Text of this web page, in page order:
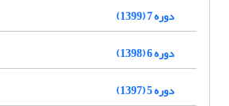
دوره 7 (1399)
دوره 6 (1398)
دوره 5 (1397)